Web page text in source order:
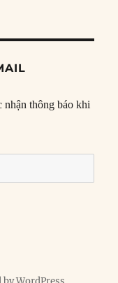
nhận thông báo khi